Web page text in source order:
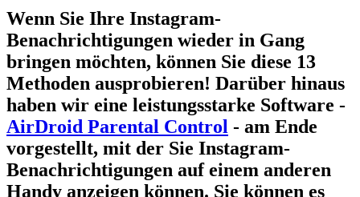
Wenn Sie Ihre Instagram-
Benachrichtigungen wieder in Gang
bringen möchten, können Sie diese 13
Methoden ausprobieren! Darüber hinaus
haben wir eine leistungsstarke Software -
AirDroid Parental Control - am Ende
vorgestellt, mit der Sie Instagram-
Benachrichtigungen auf einem anderen
Handy anzeigen können. Sie können es